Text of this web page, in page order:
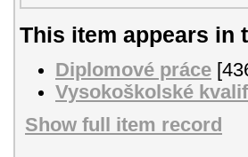
This item appears in
Diplomové práce
Vysokoškolské
Show full item record